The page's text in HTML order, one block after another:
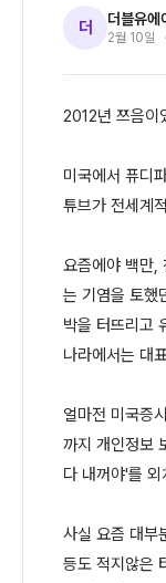
더 더블유에
2월 10일
2012년 쯔음이
미국에서 퓨디
튜브가 전세계
요즘에야 백만,
는 기염을 토했
박을 터뜨리고
나라에서는 대
얼마전 미국증
까지 개인정보
다 내꺼야'를
사실 요즘 대부
등도 적지않은